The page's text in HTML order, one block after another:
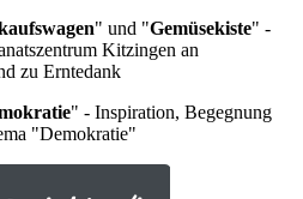
" und "Gemüsekiste" -
Kitzingen an
zu Erntedank
" - Inspiration, Begegnung
"Demokratie"